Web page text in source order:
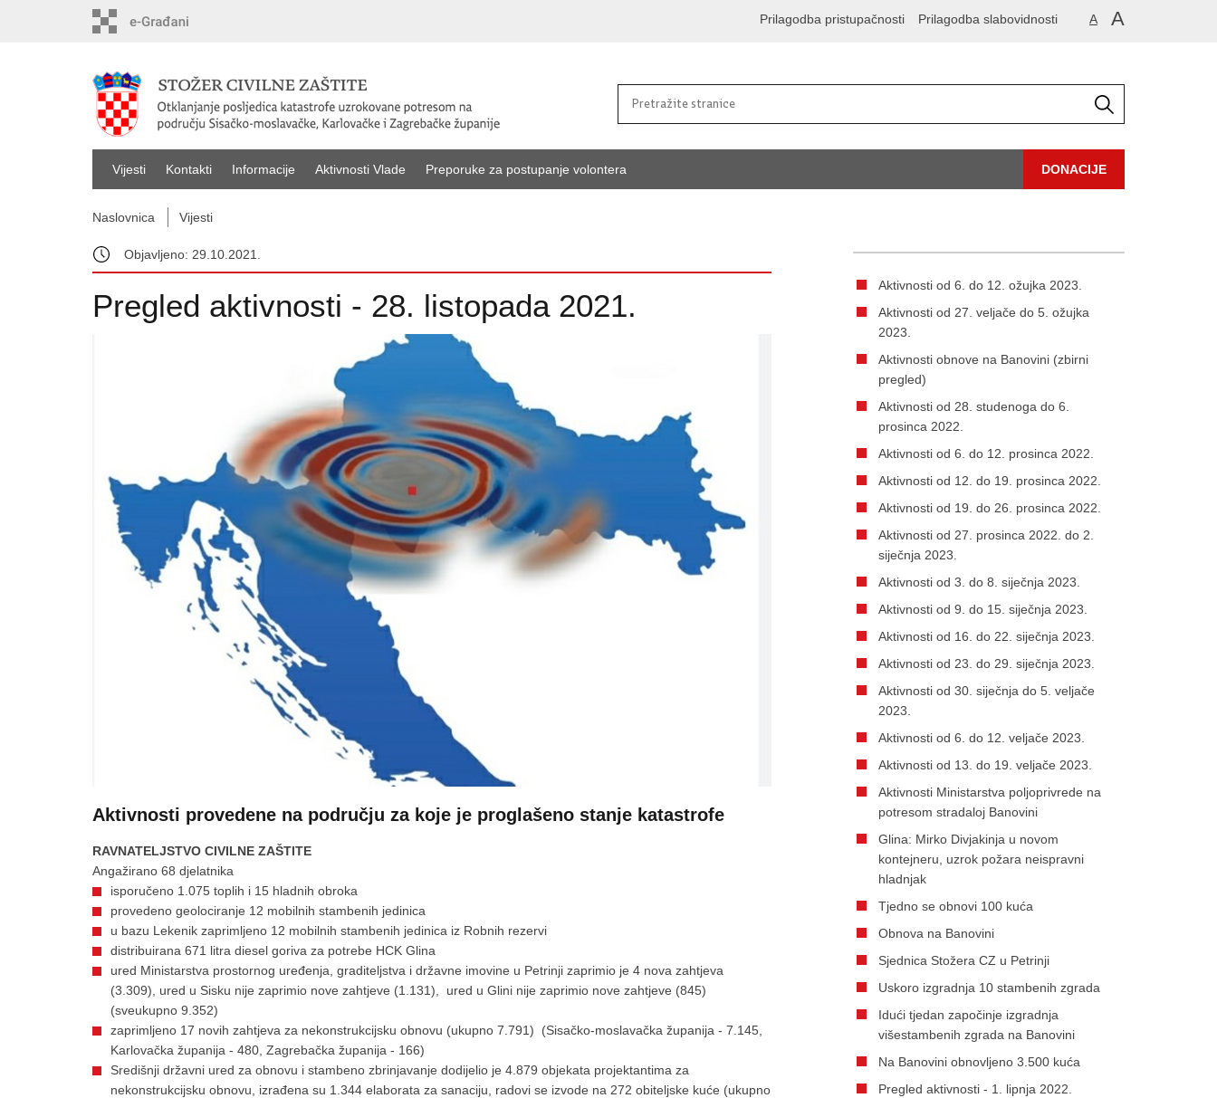
A A
Prilagodba pristupačnosti Prilagodba slabovidnosti
Vijesti Kontakti Informacije Aktivnosti Vlade Preporuke za postupanje volontera DONACIJE
Naslovnica Vijesti
Objavljeno: 29.10.2021.
Pregled aktivnosti - 28. listopada 2021.
Aktivnosti provedene na području za koje je proglašeno stanje katastrofe
RAVNATELJSTVO CIVILNE ZAŠTITE
Angažirano 68 djelatnika
isporučeno 1.075 toplih i 15 hladnih obroka
provedeno geolociranje 12 mobilnih stambenih jedinica
u bazu Lekenik zaprimljeno 12 mobilnih stambenih jedinica iz Robnih rezervi
distribuirana 671 litra diesel goriva za potrebe HCK Glina
ured Ministarstva prostornog uređenja, graditeljstva i državne imovine u Petrinji zaprimio je 4 nova zahtjeva
(3.309), ured u Sisku nije zaprimio nove zahtjeve (1.131), ured u Glini nije zaprimio nove zahtjeve (845)
(sveukupno 9.352)
zaprimljeno 17 novih zahtjeva za nekonstrukcijsku obnovu (ukupno 7.791) (Sisačko-moslavačka županija - 7.145,
Karlovačka županija - 480, Zagrebačka županija - 166)
Središnji državni ured za obnovu i stambeno zbrinjavanje dodijelio je 4.879 objekata projektantima za
nekonstrukcijsku obnovu, izrađena su 1.344 elaborata za sanaciju, radovi se izvode na 272 obiteljske kuće (ukupno
Aktivnosti od 6. do 12. ožujka 2023.
Aktivnosti od 27. veljače do 5. ožujka
2023.
Aktivnosti obnove na Banovini (zbirni
pregled)
Aktivnosti od 28. studenoga do 6.
prosinca 2022.
Aktivnosti od 6. do 12. prosinca 2022.
Aktivnosti od 12. do 19. prosinca 2022.
Aktivnosti od 19. do 26. prosinca 2022.
Aktivnosti od 27. prosinca 2022. do 2.
siječnja 2023.
Aktivnosti od 3. do 8. siječnja 2023.
Aktivnosti od 9. do 15. siječnja 2023.
Aktivnosti od 16. do 22. siječnja 2023.
Aktivnosti od 23. do 29. siječnja 2023.
Aktivnosti od 30. siječnja do 5. veljače
2023.
Aktivnosti od 6. do 12. veljače 2023.
Aktivnosti od 13. do 19. veljače 2023.
Aktivnosti Ministarstva poljoprivrede na
potresom stradaloj Banovini
Glina: Mirko Divjakinja u novom
kontejneru, uzrok požara neispravni
hladnjak
Tjedno se obnovi 100 kuća
Obnova na Banovini
Sjednica Stožera CZ u Petrinji
Uskoro izgradnja 10 stambenih zgrada
Idući tjedan započinje izgradnja
višestambenih zgrada na Banovini
Na Banovini obnovljeno 3.500 kuća
Pregled aktivnosti - 1. lipnja 2022.